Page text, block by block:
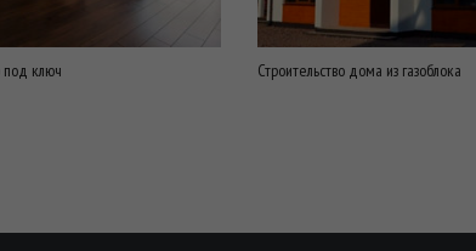
под ключ Строительство дома из газоблока